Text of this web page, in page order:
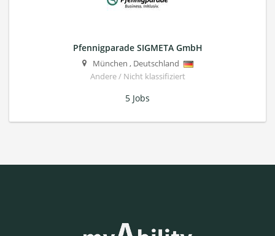
Pfennigparade SIGMETA GmbH
München , Deutschland
Andere / Nicht klassifiziert
5 Jobs